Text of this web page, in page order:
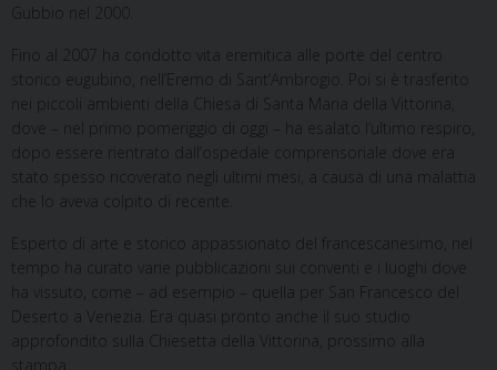
Gubbio nel 2000.
Fino al 2007 ha condotto vita eremitica alle porte del centro
storico eugubino, nell’Eremo di Sant’Ambrogio. Poi si è trasferito
nei piccoli ambienti della Chiesa di Santa Maria della Vittorina,
dove – nel primo pomeriggio di oggi – ha esalato l’ultimo respiro,
dopo essere rientrato dall’ospedale comprensoriale dove era
stato spesso ricoverato negli ultimi mesi, a causa di una malattia
che lo aveva colpito di recente.
Esperto di arte e storico appassionato del francescanesimo, nel
tempo ha curato varie pubblicazioni sui conventi e i luoghi dove
ha vissuto, come – ad esempio – quella per San Francesco del
Deserto a Venezia. Era quasi pronto anche il suo studio
approfondito sulla Chiesetta della Vittorina, prossimo alla
stampa.